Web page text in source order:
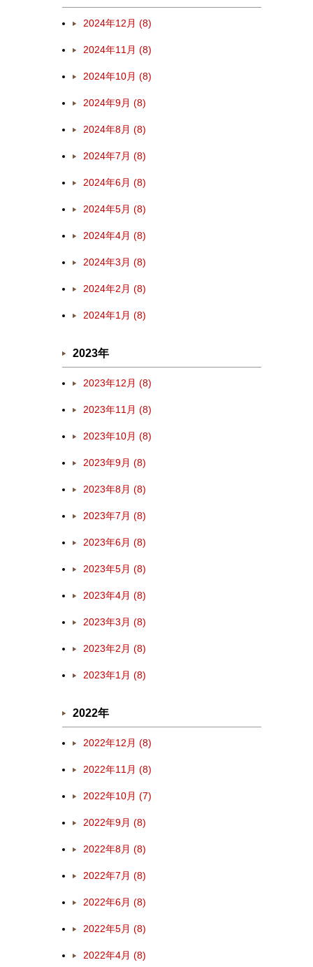
2024年12月 (8)
2024年11月 (8)
2024年10月 (8)
2024年9月 (8)
2024年8月 (8)
2024年7月 (8)
2024年6月 (8)
2024年5月 (8)
2024年4月 (8)
2024年3月 (8)
2024年2月 (8)
2024年1月 (8)
2023年
2023年12月 (8)
2023年11月 (8)
2023年10月 (8)
2023年9月 (8)
2023年8月 (8)
2023年7月 (8)
2023年6月 (8)
2023年5月 (8)
2023年4月 (8)
2023年3月 (8)
2023年2月 (8)
2023年1月 (8)
2022年
2022年12月 (8)
2022年11月 (8)
2022年10月 (7)
2022年9月 (8)
2022年8月 (8)
2022年7月 (8)
2022年6月 (8)
2022年5月 (8)
2022年4月 (8)